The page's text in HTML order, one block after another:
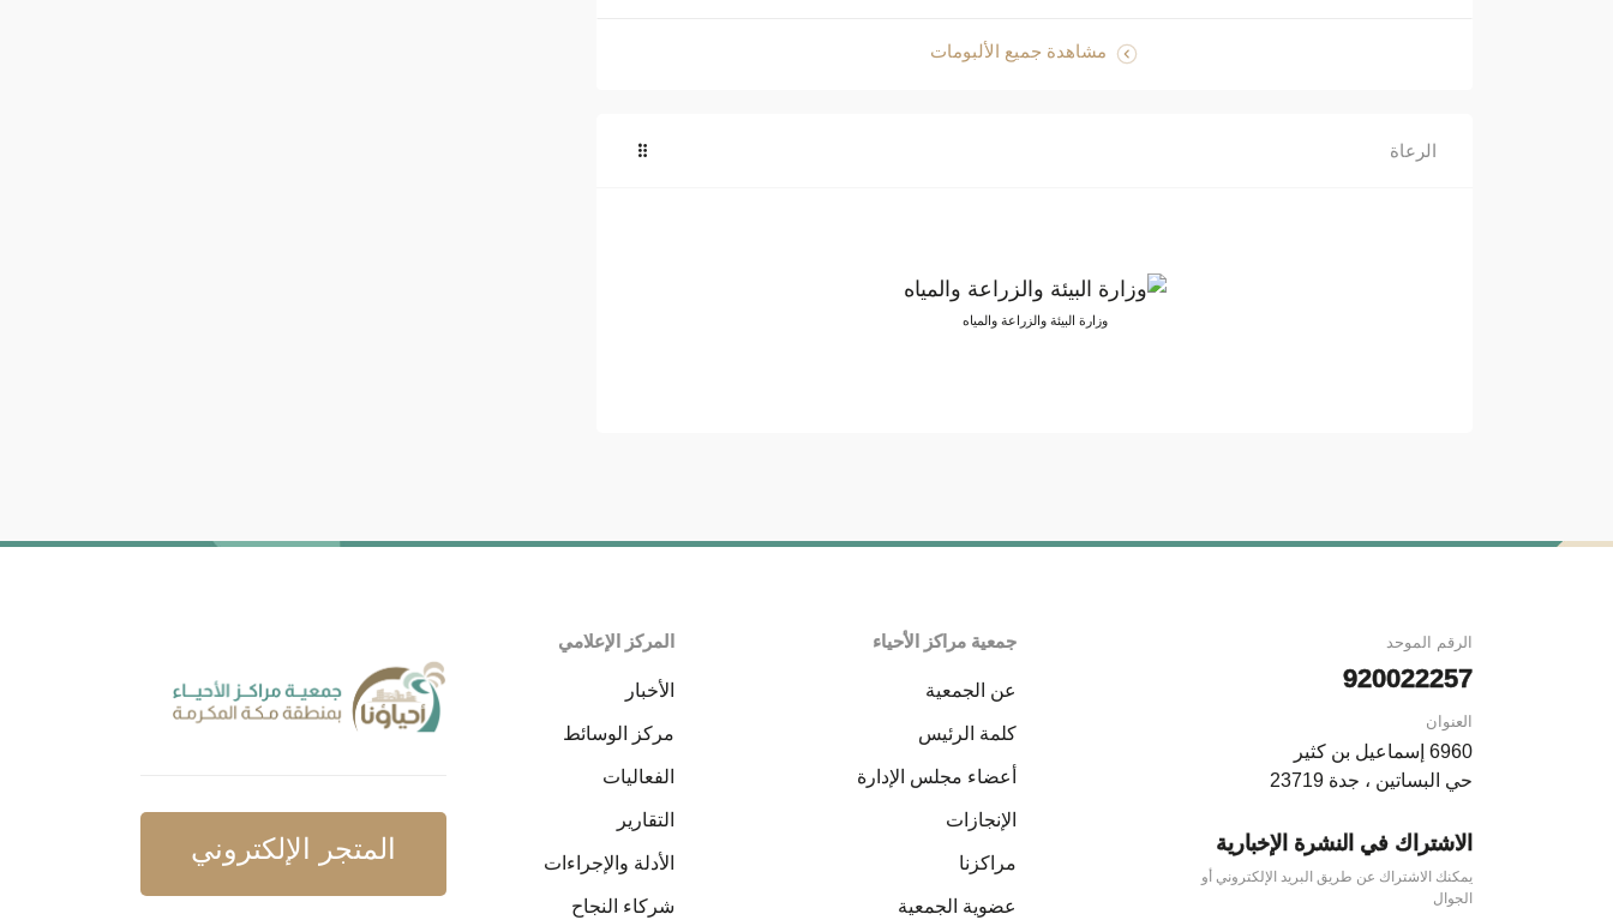
مشاهدة جميع الألبومات
الرعاة
وزارة البيئة والزراعة والمياه
الرقم الموحد
920022257
العنوان
6960 إسماعيل بن كثير
حي البساتين ، جدة 23719
الاشتراك في النشرة الإخبارية
يمكنك الاشتراك عن طريق البريد الإلكتروني أو
الجوال
جمعية مراكز الأحياء
عن الجمعية
كلمة الرئيس
أعضاء مجلس الإدارة
الإنجازات
مراكزنا
عضوية الجمعية
المركز الإعلامي
الأخبار
مركز الوسائط
الفعاليات
التقارير
الأدلة والإجراءات
شركاء النجاح
المتجر الإلكتروني